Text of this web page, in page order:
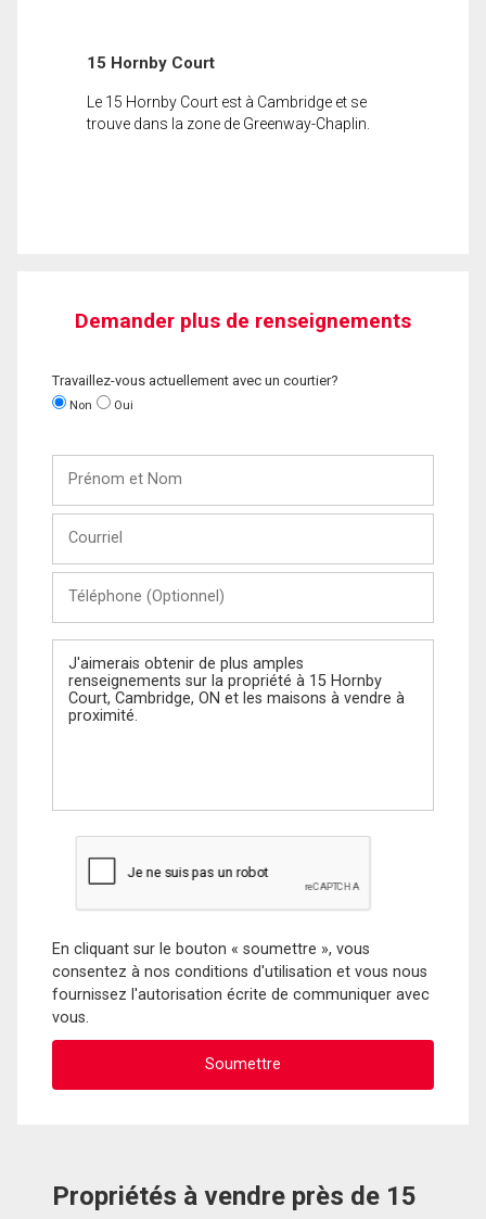
15 Hornby Court
Le 15 Hornby Court est à Cambridge et se
trouve dans la zone de Greenway-Chaplin.
Demander plus de renseignements
Travaillez-vous actuellement avec un courtier?
Non Oui
Nom
(Optionnel)
Message
En cliquant sur le bouton « soumettre », vous
consentez à nos conditions d'utilisation et vous nous
fournissez l'autorisation écrite de communiquer avec
vous.
Propriétés à vendre près de 15